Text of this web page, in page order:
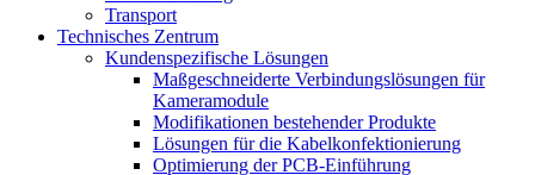
Transport
Technisches Zentrum
Kundenspezifische Lösungen
Maßgeschneiderte Verbindungslösungen für
Kameramodule
Modifikationen bestehender Produkte
Lösungen für die Kabelkonfektionierung
Optimierung der PCB-Einführung